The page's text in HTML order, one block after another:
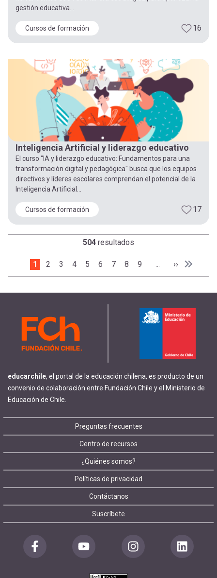
gestión educativa...
Cursos de formación 16
Inteligencia Artificial y liderazgo educativo
El curso "IA y liderazgo educativo: Fundamentos para una
transformación digital y pedagógica" busca que los equipos
directivos y líderes escolares comprendan el potencial de la
Inteligencia Artificial...
Cursos de formación 17
504 resultados
PaginaciónPágina actual
1 Page
2 Page
3 Page
4 Page
5 Page
6 Page
7 Page
8 Page
9 … Siguiente
›› Última
Última »
educarchile, el portal de la educación chilena, es producto de un
convenio de colaboración entre Fundación Chile y el Ministerio de
Educación de Chile.
Footer
menu
Preguntas frecuentes
Centro de recursos
¿Quiénes somos?
Políticas de privacidad
Contáctanos
Suscríbete
Redes